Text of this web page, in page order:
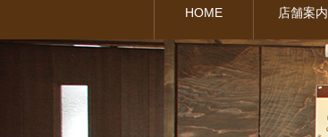
HOME 店舗案内